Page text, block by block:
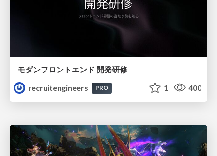
モダンフロントエンド 開発研修
recruitengineers
PRO 1 400